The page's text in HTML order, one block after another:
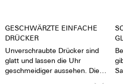
GESCHWÄRZTE EINFACHE
DRÜCKER
Unverschraubte Drücker sind
glatt und lassen die Uhr
geschmeidiger aussehen. Die